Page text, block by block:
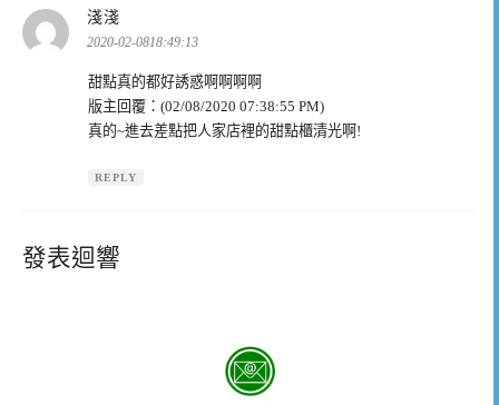
淺淺
示:
2020-02-0818:49:13
甜點真的都好誘惑啊啊啊啊
版主回覆：(02/08/2020 07:38:55 PM)
真的~進去差點把人家店裡的甜點櫃清光啊!
REPLY
發表迴響